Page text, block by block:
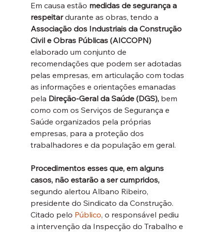
Em causa estão medidas de segurança a
respeitar durante as obras, tendo a
Associação dos Industriais da Construção
Civil e Obras Públicas (AICCOPN)
elaborado um conjunto de
recomendações que podem ser adotadas
pelas empresas, em articulação com todas
as informações e orientações emanadas
pela Direção-Geral da Saúde (DGS), bem
como com os Serviços de Segurança e
Saúde organizados pela próprias
empresas, para a proteção dos
trabalhadores e da população em geral.
Procedimentos esses que, em alguns
casos, não estarão a ser cumpridos,
segundo alertou Albano Ribeiro,
presidente do Sindicato da Construção.
Citado pelo Público, o responsável pediu
a intervenção da Inspecção do Trabalho e